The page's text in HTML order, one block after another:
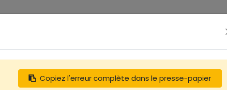
Copiez l'erreur complète dans le presse-papier